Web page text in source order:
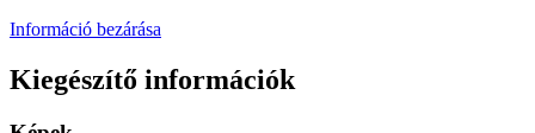
Információ bezárása
Kiegészítő információk